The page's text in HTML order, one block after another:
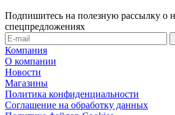
Подпишитесь на полезную рассылку о
спецпредложениях
Компания
О компании
Новости
Магазины
Политика конфиденциальности
Соглашение на обработку данных